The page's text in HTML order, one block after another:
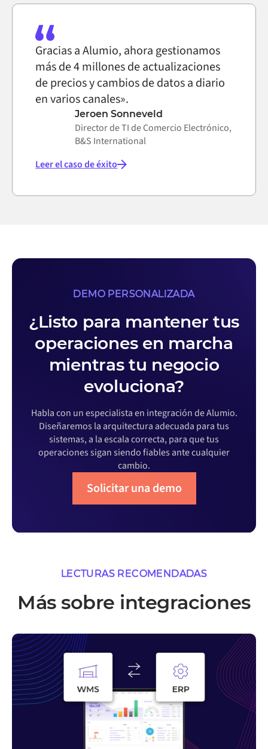
Gracias a Alumio, ahora gestionamos
más de 4 millones de actualizaciones
de precios y cambios de datos a diario
en varios canales».
Jeroen Sonneveld
Director de TI de Comercio Electrónico,
B&S International
Leer el caso de éxito
DEMO PERSONALIZADA
¿Listo para mantener tus
operaciones en marcha
mientras tu negocio
evoluciona?
Habla con un especialista en integración de Alumio.
Diseñaremos la arquitectura adecuada para tus
sistemas, a la escala correcta, para que tus
operaciones sigan siendo fiables ante cualquier
cambio.
Solicitar una demo
LECTURAS RECOMENDADAS
Más sobre integraciones